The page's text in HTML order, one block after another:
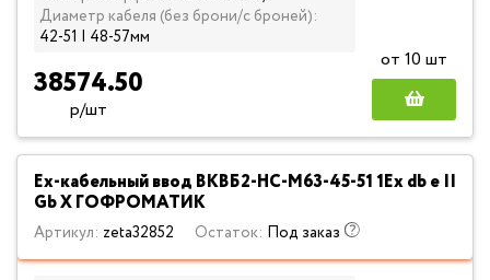
Диаметр кабеля (без брони/с броней):
42-51 | 48-57мм
38574.50
р/шт
от 10 шт
Ех-кабельный ввод ВКВБ2-НС-M63-45-51 1Ex db e II
Gb X ГОФРОМАТИК
Артикул: zeta32852 Остаток: Под заказ